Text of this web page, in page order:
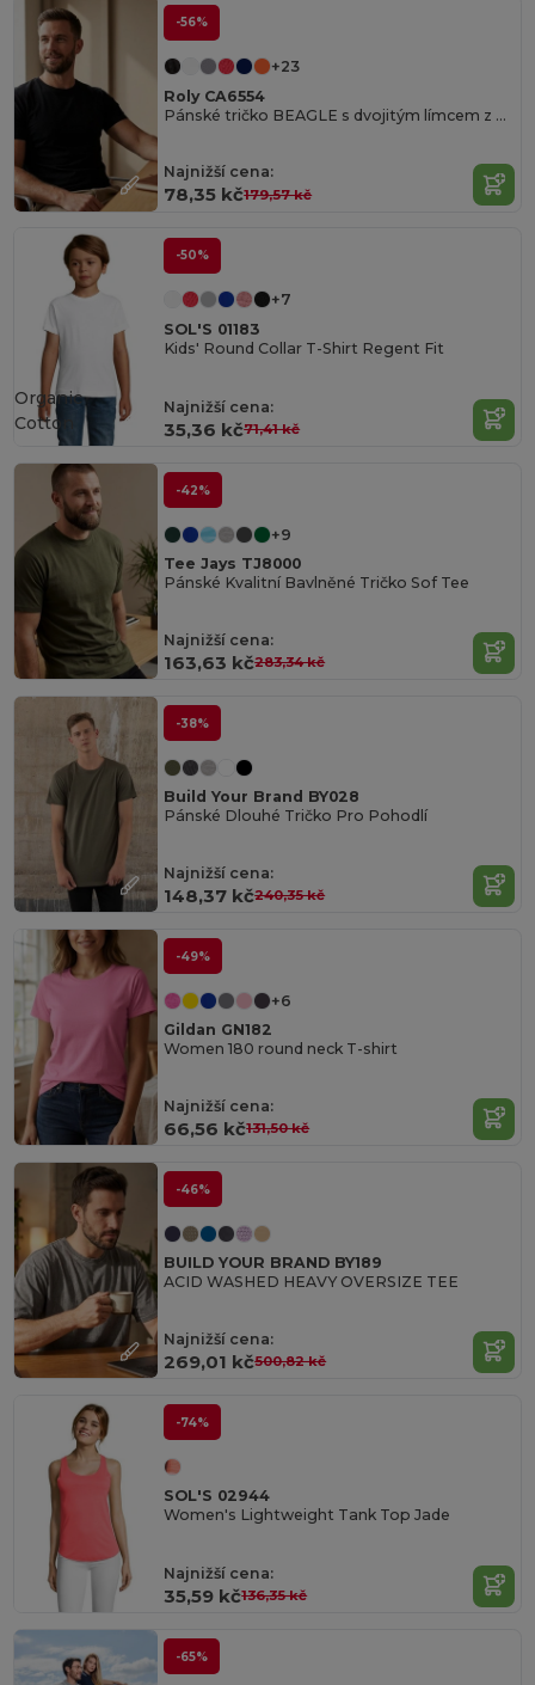
-56%
+23
Roly CA6554
Pánské tričko BEAGLE s dvojitým límcem z elastanu
Najnižší cena:
78,35 kč179,57 kč
-50%
+7
SOL'S 01183
Kids' Round Collar T-Shirt Regent Fit
Najnižší cena:
35,36 kč71,41 kč
Organic
Cotton
-42%
+9
Tee Jays TJ8000
Pánské Kvalitní Bavlněné Tričko Sof Tee
Najnižší cena:
163,63 kč283,34 kč
-38%
Build Your Brand BY028
Pánské Dlouhé Tričko Pro Pohodlí
Najnižší cena:
148,37 kč240,35 kč
-49%
+6
Gildan GN182
Women 180 round neck T-shirt
Najnižší cena:
66,56 kč131,50 kč
-46%
BUILD YOUR BRAND BY189
ACID WASHED HEAVY OVERSIZE TEE
Najnižší cena:
269,01 kč500,82 kč
-74%
SOL'S 02944
Women's Lightweight Tank Top Jade
Najnižší cena:
35,59 kč136,35 kč
-65%